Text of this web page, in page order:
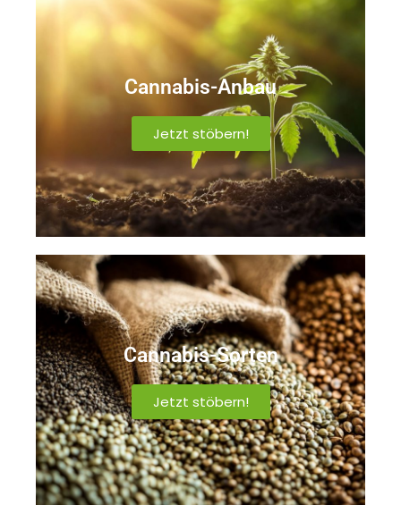
Cannabis-Anbau
Jetzt stöbern!
Cannabis-Sorten
Jetzt stöbern!